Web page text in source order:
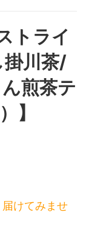
トライ
掛川茶/
煎茶テ
】
けてみませ